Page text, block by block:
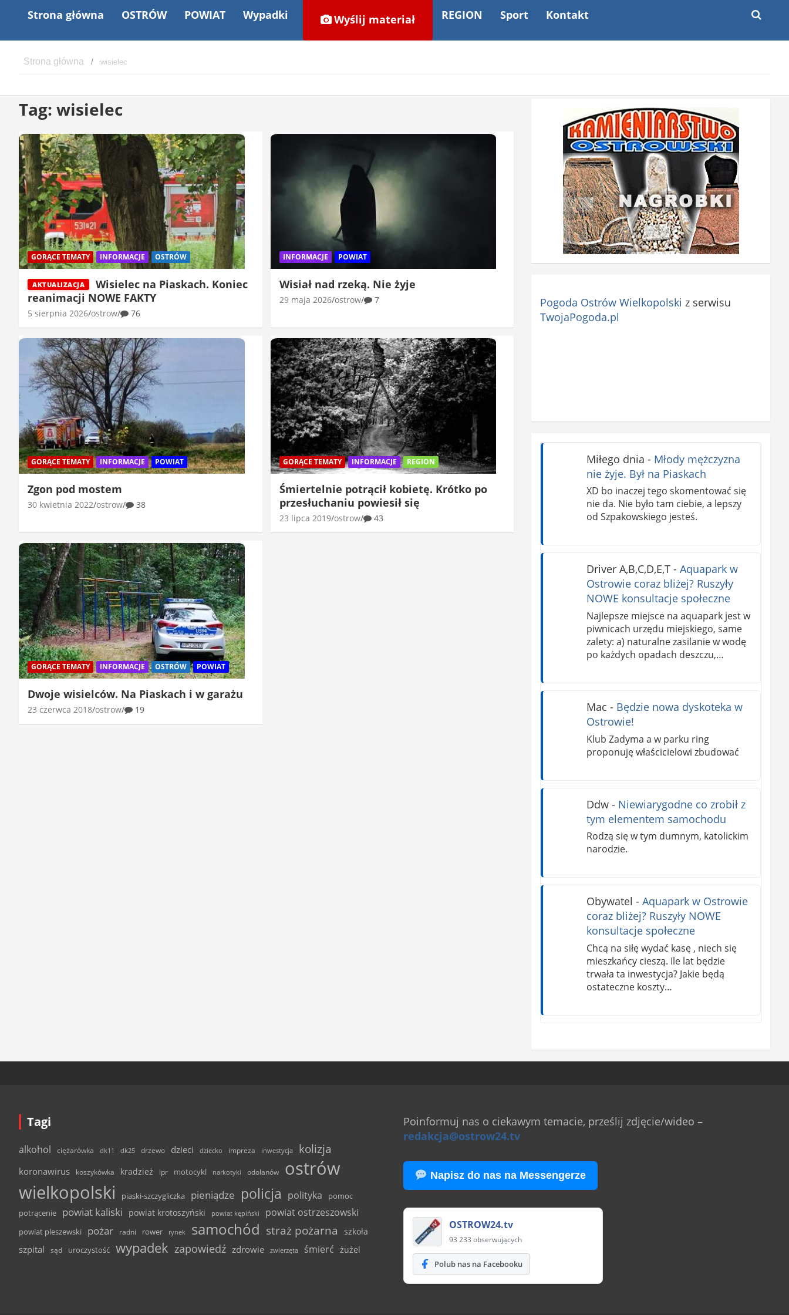
Strona główna OSTRÓW POWIAT Wypadki Wyślij materiał REGION Sport Kontakt
wisielec
Tag: wisielec
GORĄCE TEMATY INFORMACJE OSTRÓW
AKTUALIZACJA
Wisielec na Piaskach. Koniec
reanimacji NOWE FAKTY
5 sierpnia 2026 ostrow 76
INFORMACJE POWIAT
Wisiał nad rzeką. Nie żyje
29 maja 2026 ostrow 7
GORĄCE TEMATY INFORMACJE POWIAT
Zgon pod mostem
30 kwietnia 2022 ostrow 38
GORĄCE TEMATY INFORMACJE REGION
Śmiertelnie potrącił kobietę. Krótko po
przesłuchaniu powiesił się
23 lipca 2019 ostrow 43
GORĄCE TEMATY INFORMACJE OSTRÓW POWIAT
Dwoje wisielców. Na Piaskach i w garażu
23 czerwca 2018 ostrow 19
Pogoda Ostrów Wielkopolski z serwisu
TwojaPogoda.pl
Miłego dnia - Młody mężczyzna
nie żyje. Był na Piaskach
XD bo inaczej tego skomentować się
nie da. Nie było tam ciebie, a lepszy
od Szpakowskiego jesteś.
Driver A,B,C,D,E,T- Aquapark w
Ostrowie coraz bliżej? Ruszyły
NOWE konsultacje społeczne
Najlepsze miejsce na aquapark jest w
piwnicach urzędu miejskiego, same
zalety: a) naturalne zasilanie w wodę
po każdych opadach deszczu,…
Mac - Będzie nowa dyskoteka w
Ostrowie!
Klub Zadyma a w parku ring
proponuję właścicielowi zbudować
Ddw- Niewiarygodne co zrobił z
tym elementem samochodu
Rodzą się w tym dumnym, katolickim
narodzie.
Obywatel - Aquapark w Ostrowie
coraz bliżej? Ruszyły NOWE
konsultacje społeczne
Chcą na siłę wydać kasę , niech się
mieszkańcy cieszą. Ile lat będzie
trwała ta inwestycja? Jakie będą
ostateczne koszty…
Tagi
alkohol ciężarówka dk11 dk25 drzewo dzieci dziecko impreza inwestycja kolizja
koronawirus koszykówka kradzież lpr motocykl narkotyki odolanów
ostrów
wielkopolski
piaski-szczygliczka pieniądze policja polityka
pomoc
potrącenie
powiat kaliski powiat krotoszyński powiat kępiński powiat ostrzeszowski
powiat pleszewski pożar radni rower rynek samochód straż pożarna szkoła
szpital sąd uroczystość wypadek zapowiedź zdrowie zwierzęta śmierć żużel
Poinformuj nas o ciekawym temacie, prześlij zdjęcie/wideo –
redakcja@ostrow24.tv
Napisz do nas na Messengerze
OSTROW24.tv
93 233 obserwujących
Polub nas na Facebooku